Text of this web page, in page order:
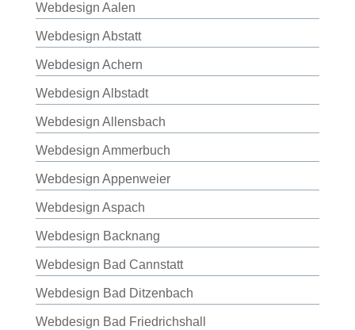
Webdesign Aalen
Webdesign Abstatt
Webdesign Achern
Webdesign Albstadt
Webdesign Allensbach
Webdesign Ammerbuch
Webdesign Appenweier
Webdesign Aspach
Webdesign Backnang
Webdesign Bad Cannstatt
Webdesign Bad Ditzenbach
Webdesign Bad Friedrichshall